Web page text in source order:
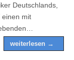
Deutschlands,
einen mit
weiterlesen →